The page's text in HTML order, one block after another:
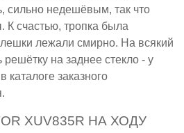
сильно недешёвым, так что
К счастью, тропка была
лежали смирно. На всякий
решётку на заднее стекло - у
заказного
XUV835R НА ХОДУ